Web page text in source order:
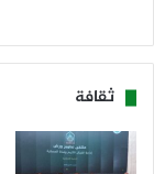
ثقافة